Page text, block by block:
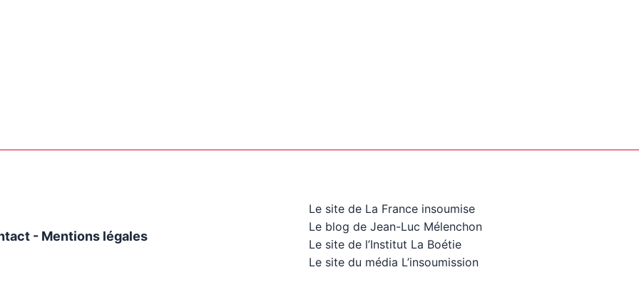
- Mentions légales
Le site de La France insoumise
Le blog de Jean-Luc Mélenchon
Le site de l’Institut La Boétie
Le site du média L’insoumission